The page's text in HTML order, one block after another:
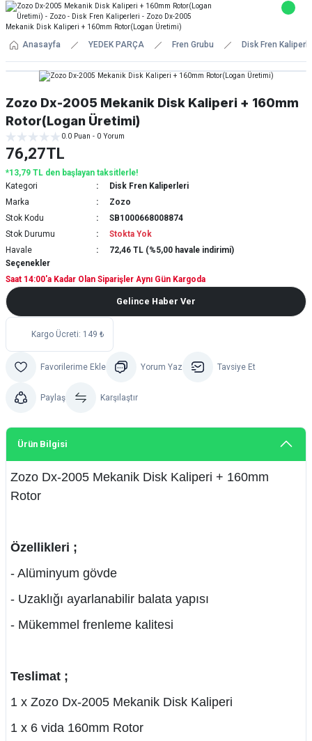
Anasayfa YEDEK PARÇA Fren Grubu Disk Fren
Zozo Dx-2005 Mekanik Disk Kaliperi + 160mm
Rotor(Logan Üretimi)
0.0 Puan - 0 Yorum
76,27TL
*13,79 TL den başlayan taksitlerle!
Kategori
Disk Fren Kaliperleri
Marka
Zozo
Stok Kodu
SB1000668008874
Stok Durumu
Stokta Yok
Havale
72,46 TL (%5,00 havale indirimi)
Saat 14:00'a Kadar Olan Siparişler Aynı Gün Kargoda
Seçenekler
Gelince Haber Ver
Kargo Ücreti: 149 ₺
Yorum Yaz Tavsiye Et
Paylaş Karşılaştır
Ürün Bilgisi
Zozo Dx-2005 Mekanik Disk Kaliperi + 160mm
Rotor
Özellikleri ;
- Alüminyum gövde
- Uzaklığı ayarlanabilir balata yapısı
- Mükemmel frenleme kalitesi
Teslimat ;
1 x Zozo Dx-2005 Mekanik Disk Kaliperi
1 x 6 vida 160mm Rotor